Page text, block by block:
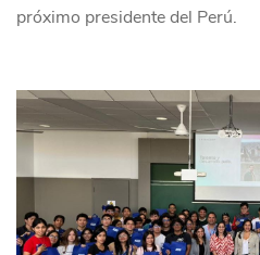
próximo presidente del Perú.